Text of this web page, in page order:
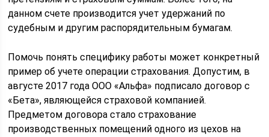
данном счете производится учет удержаний по
судебным и другим распорядительным бумагам.
Помочь понять специфику работы может конкретный
пример об учете операции страхования. Допустим, в
августе 2017 года ООО «Альфа» подписало договор с
«Бета», являющейся страховой компанией.
Предметом договора стало страхование
производственных помещений одного из цехов на